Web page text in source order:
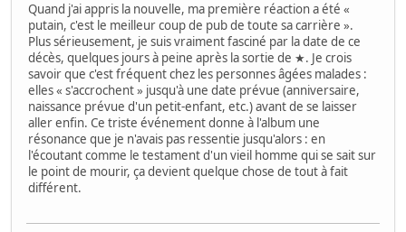
Quand j'ai appris la nouvelle, ma première réaction a été «
putain, c'est le meilleur coup de pub de toute sa carrière ».
Plus sérieusement, je suis vraiment fasciné par la date de ce
décès, quelques jours à peine après la sortie de ★. Je crois
savoir que c'est fréquent chez les personnes âgées malades :
elles « s'accrochent » jusqu'à une date prévue (anniversaire,
naissance prévue d'un petit-enfant, etc.) avant de se laisser
aller enfin. Ce triste événement donne à l'album une
résonance que je n'avais pas ressentie jusqu'alors : en
l'écoutant comme le testament d'un vieil homme qui se sait sur
le point de mourir, ça devient quelque chose de tout à fait
différent.